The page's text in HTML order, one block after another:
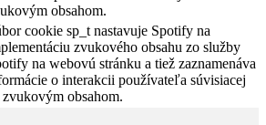
obsahom.
cookie sp_t nastavuje Spotify na
zvukového obsahu zo služby
na webovú stránku a tiež zaznamenáva
o interakcii používateľa súvisiacej
zvukovým obsahom.